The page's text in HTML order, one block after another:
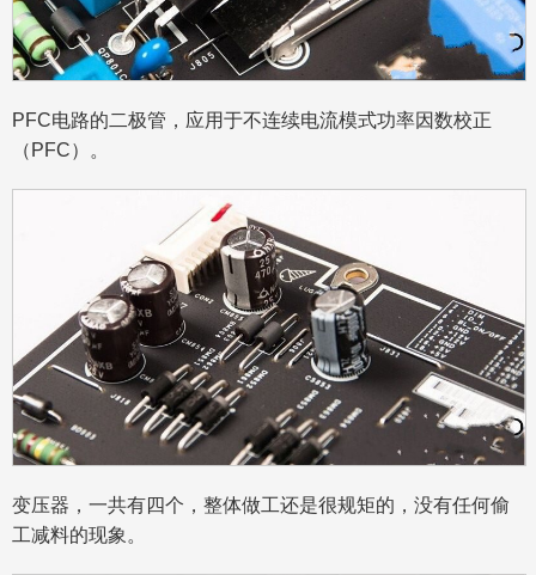
PFC电路的二极管，应用于不连续电流模式功率因数校正
（PFC）。
变压器，一共有四个，整体做工还是很规矩的，没有任何偷
工减料的现象。